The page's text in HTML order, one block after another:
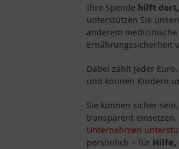
Ihre Spende hilft
unterstützen Sie
anderem
Ernährungssicherheit
Dabei zählt jeder
und können Kindern
Sie können sicher
transparent einsetzen.
Unternehmen
persönlich – für Hilfe,